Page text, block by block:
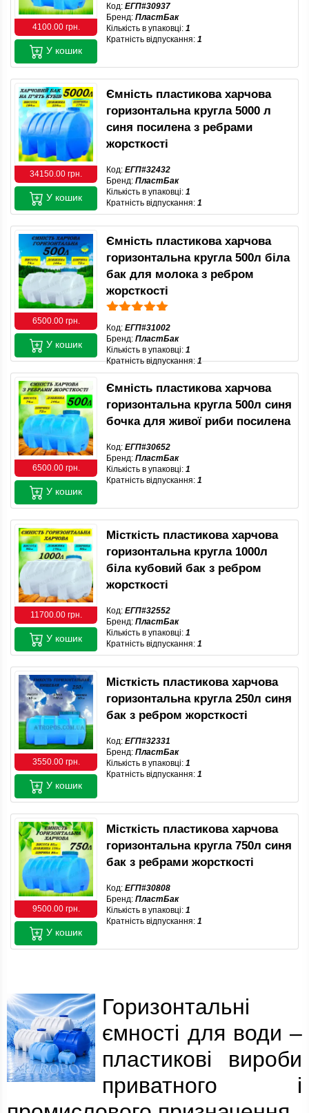
4100.00 грн.
Код: ЕГП#30937
Бренд: ПластБак
Кількість в упаковці: 1
Кратність відпускання: 1
У кошик
34150.00 грн.
Ємність пластикова харчова
горизонтальна кругла 5000 л
синя посилена з ребрами
жорсткості
Код: ЕГП#32432
Бренд: ПластБак
Кількість в упаковці: 1
Кратність відпускання: 1
У кошик
6500.00 грн.
Ємність пластикова харчова
горизонтальна кругла 500л біла
бак для молока з ребром
жорсткості
Код: ЕГП#31002
Бренд: ПластБак
Кількість в упаковці: 1
Кратність відпускання:1
У кошик
6500.00 грн.
Ємність пластикова харчова
горизонтальна кругла 500л синя
бочка для живої риби посилена
Код: ЕГП#30652
Бренд: ПластБак
Кількість в упаковці: 1
Кратність відпускання: 1
У кошик
11700.00 грн.
Місткість пластикова харчова
горизонтальна кругла 1000л
біла кубовий бак з ребром
жорсткості
Код: ЕГП#32552
Бренд: ПластБак
Кількість в упаковці: 1
Кратність відпускання: 1
У кошик
3550.00 грн.
Місткість пластикова харчова
горизонтальна кругла 250л синя
бак з ребром жорсткості
Код: ЕГП#32331
Бренд: ПластБак
Кількість в упаковці: 1
Кратність відпускання: 1
У кошик
9500.00 грн.
Місткість пластикова харчова
горизонтальна кругла 750л синя
бак з ребрами жорсткості
Код: ЕГП#30808
Бренд: ПластБак
Кількість в упаковці: 1
Кратність відпускання: 1
У кошик
Горизонтальні
ємності для води –
пластикові вироби
приватного і